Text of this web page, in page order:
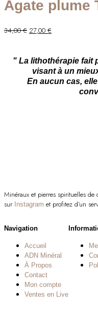
Agate plume
34,00€ Le
était :
34,00 €.
27,00 €
est :
27,00 €.
" La lithothérapie fait
visant à un
En aucun cas,
Minéraux et pierres spirituelles de
sur Instagram et profitez d’un
Navigation
Accueil
ADN Minéral
À Propos
Contact
Mon compte
Ventes en Live